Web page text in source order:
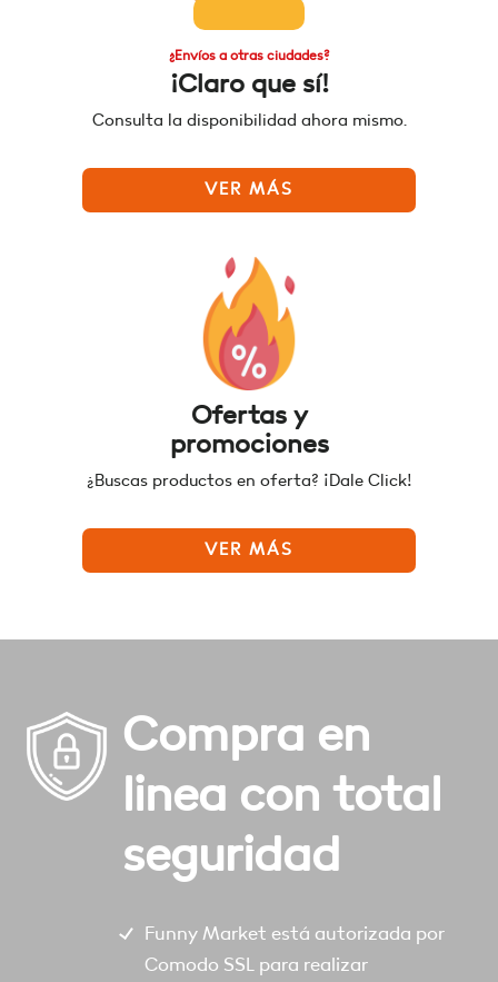
¿Envíos a otras ciudades?
¡Claro que sí!
Consulta la disponibilidad ahora mismo.
VER MÁS
Ofertas y
promociones
¿Buscas productos en oferta? ¡Dale Click!
VER MÁS
Compra en
linea con total
seguridad
Funny Market está autorizada por
Comodo SSL para realizar